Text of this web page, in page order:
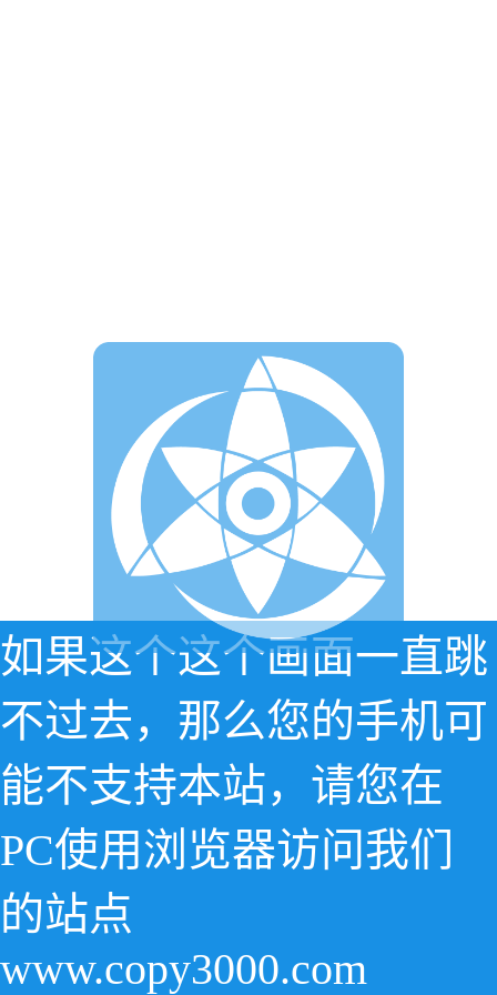
如果这个这个画面一直跳
不过去，那么您的手机可
能不支持本站，请您在
PC使用浏览器访问我们
的站点
www.copy3000.com